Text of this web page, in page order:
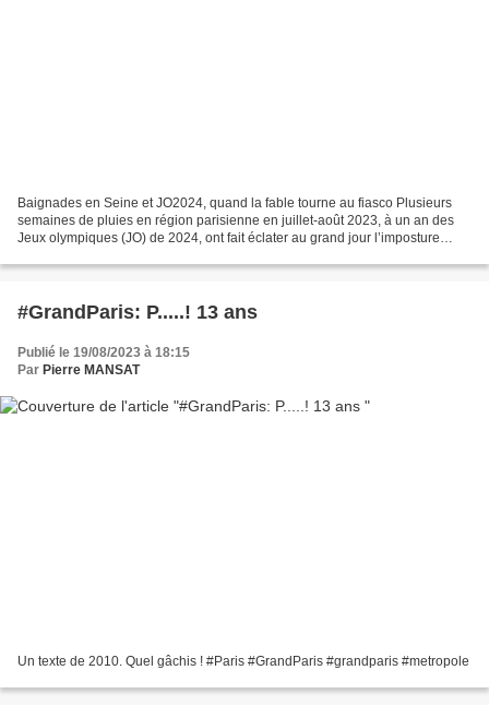
Baignades en Seine et JO2024, quand la fable tourne au fiasco Plusieurs
semaines de pluies en région parisienne en juillet-août 2023, à un an des
Jeux olympiques (JO) de 2024, ont fait éclater au grand jour l’imposture
#GrandParis: P.....! 13 ans
Publié le 19/08/2023 à 18:15
Par Pierre MANSAT
Un texte de 2010. Quel gâchis ! #Paris #GrandParis #grandparis #metropole